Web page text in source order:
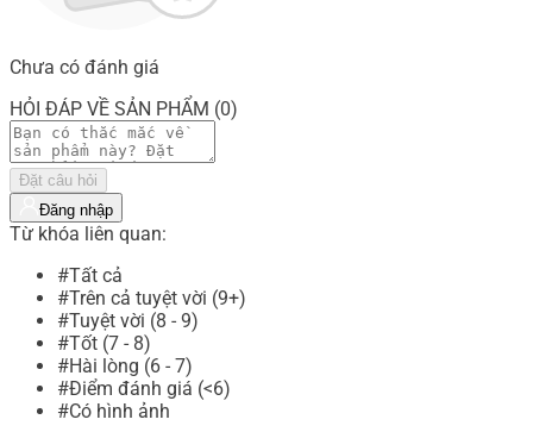
Chưa có đánh giá
HỎI ĐÁP VỀ SẢN PHẨM (0)
Đặt câu hỏi
Đăng nhập
Từ khóa liên quan:
#Tất cả
#Trên cả tuyệt vời (9+)
#Tuyệt vời (8 - 9)
#Tốt (7 - 8)
#Hài lòng (6 - 7)
#Điểm đánh giá (<6)
#Có hình ảnh